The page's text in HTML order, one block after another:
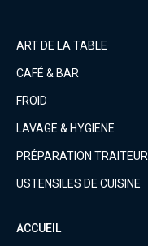
ART DE LA TABLE
CAFÉ & BAR
FROID
LAVAGE & HYGIENE
PRÉPARATION TRAITEUR
USTENSILES DE CUISINE
ACCUEIL